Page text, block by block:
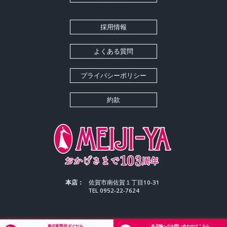
採用情報
よくある質問
プライバシーポリシー
約款
本店：
佐賀市南佐賀１丁目10-31
TEL 0952-22-7624
集宅配専用ダイヤル 各店舗へのお問い合わせはこちら